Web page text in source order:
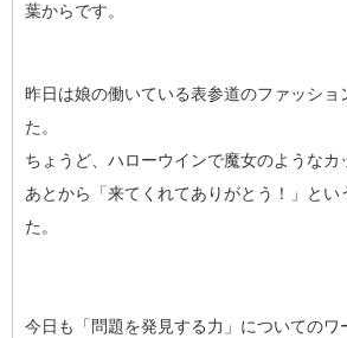
葉からです。
昨日は娘の働いている表参道のファッショ
た。
ちょうど、ハローウインで魔女のようなカ
あとから「来てくれてありがとう！」とい
た。
今日も「問題を発見する力」についてのワ